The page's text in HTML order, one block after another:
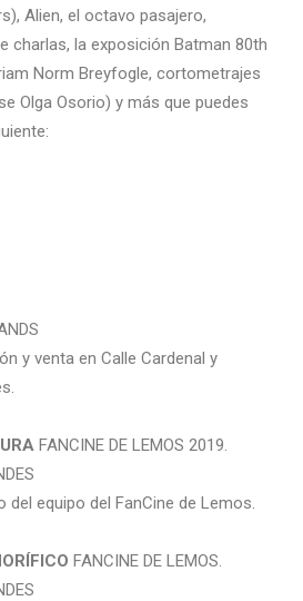
Alien, el octavo pasajero,
charlas, la exposición Batman 80th
Norm Breyfogle, cortometrajes
Olga Osorio) y más que puedes
y venta en Calle Cardenal y
FANCINE DE LEMOS 2019.
del equipo del FanCine de Lemos.
FANCINE DE LEMOS.